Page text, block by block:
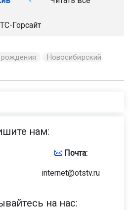
Горсайт
Новосибирский
нам:
Почта:
internet@otstv.ru
на нас: